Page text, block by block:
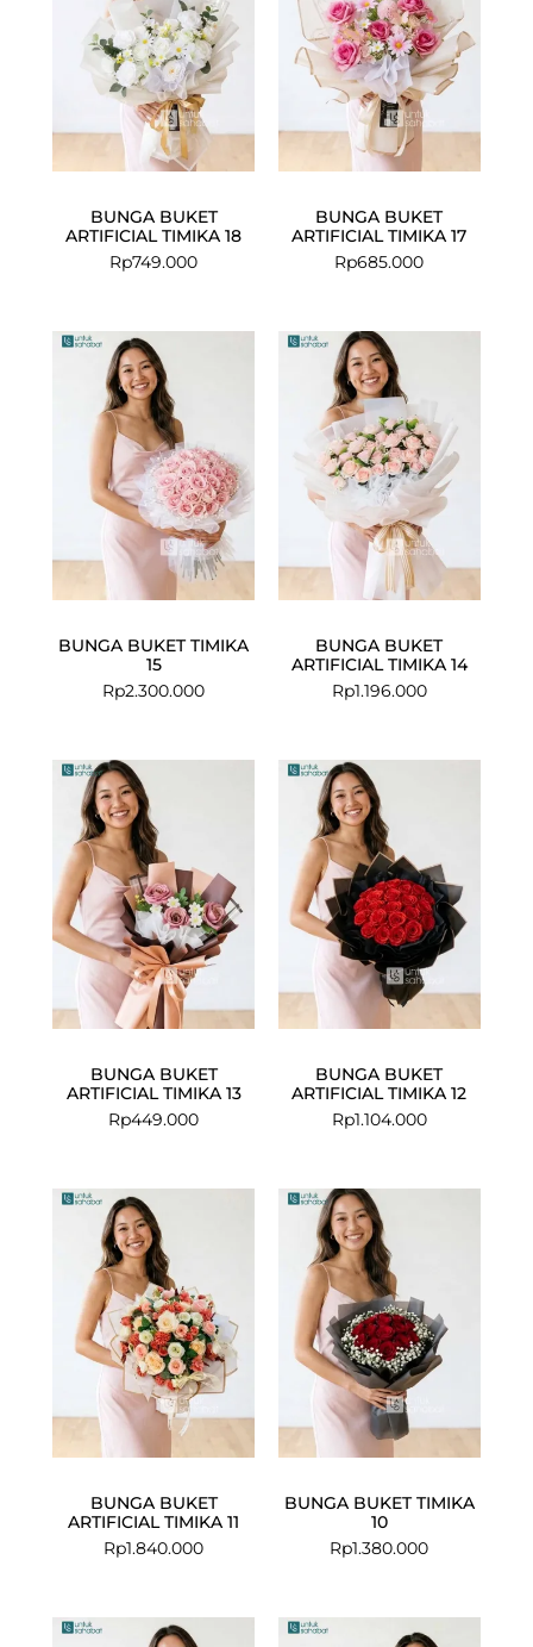
BUNGA BUKET
ARTIFICIAL TIMIKA 18
Rp749.000
BUNGA BUKET
ARTIFICIAL TIMIKA 17
Rp685.000
BUNGA BUKET TIMIKA
15
Rp2.300.000
BUNGA BUKET
ARTIFICIAL TIMIKA 14
Rp1.196.000
BUNGA BUKET
ARTIFICIAL TIMIKA 13
Rp449.000
BUNGA BUKET
ARTIFICIAL TIMIKA 12
Rp1.104.000
BUNGA BUKET
ARTIFICIAL TIMIKA 11
Rp1.840.000
BUNGA BUKET TIMIKA
10
Rp1.380.000